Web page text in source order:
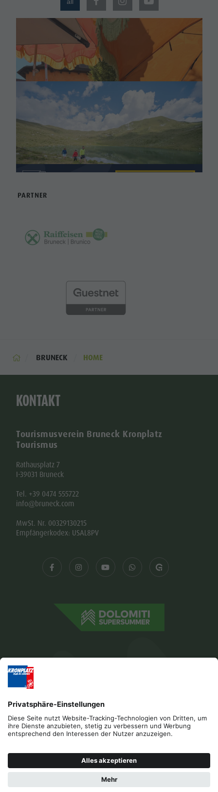
PARTNER
BRUNECK HOME
KONTAKT
Tourismusverein Bruneck Kronplatz
Tourismus
Rathausplatz 7
I-39031 Bruneck
Tel. +39 0474 555722
info@bruneck.com
MwSt. Nr. 00329130215
Empfängerkodex: USAL8PV
Impressum Datenschutz
Barrierefreiheitserklärung